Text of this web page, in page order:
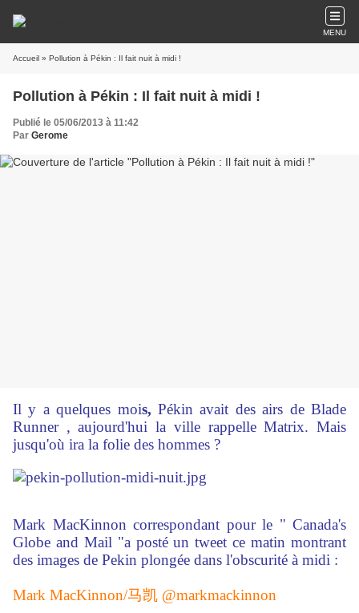
MENU
Accueil » Pollution à Pékin : Il fait nuit à midi !
Pollution à Pékin : Il fait nuit à midi !
Publié le 05/06/2013 à 11:42
Par Gerome
Il y a quelques mois, Pékin avait des airs de Blade
Runner , aujourd'hui la ville rappelle Matrix. Mais
jusqu'où ira la folie des hommes ?
Mark MacKinnon correspondant pour le " Canada's
Globe and Mail "a posté un tweet ce matin montrant
des images de Pekin plongée dans l'obscurité à midi :
Mark MacKinnon/马凯 @markmackinnon